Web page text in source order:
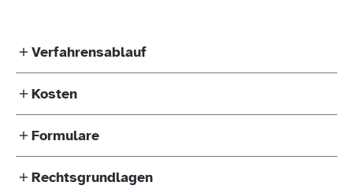
Verfahrensablauf
Der Antrag ist formlos schriftlich bzw. per E-Mail zu
stellen. Das berechtigte Interesse muss
nachgewiesen werden.
Erforderliche Unterlagen sind:
Kosten
Einzelauskunft: die Gebühr für jeden Wert beträgt
20,00 Euro
Formulare
Antrag auf Erteilung von Auskünften aus der
Rechtsgrundlagen